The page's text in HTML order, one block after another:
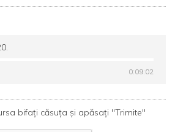
0:09:02
0:09:02
bifați căsuța și apăsați "Trimite"